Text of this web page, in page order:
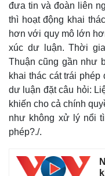
đưa tin và đoàn liên
thì hoạt động khai
hơn với quy mô lớn
xúc dư luận. Thời
Thuận cũng gần như
khai thác cát trái
dư luận đặt câu hỏi:
khiến cho cả chính
như không xử lý nổi
phép?./.